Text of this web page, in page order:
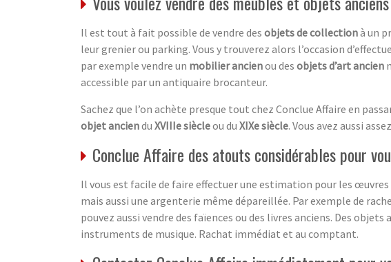
Il est tout à fait possible de vendre des objets de collectionà un
leur grenier ou parking. Vous y trouverez alors l’occasion
par exemple vendre un mobilier ancienou des objets d’art ancien
accessible par un antiquaire brocanteur.
Sachez que l’on achète presque tout chez Conclue Affaire en
objet anciendu XVIIIe siècleou du XIXe siècle. Vous avez aussi
Conclue Affaire des atouts considérables pour
Il vous est facile de faire effectuer une estimation pour les œuvres
mais aussi une argenterie même dépareillée. Par exemple de
pouvez aussi vendre des faïences ou des livres anciens. Des
instruments de musique. Rachat immédiat et au comptant.